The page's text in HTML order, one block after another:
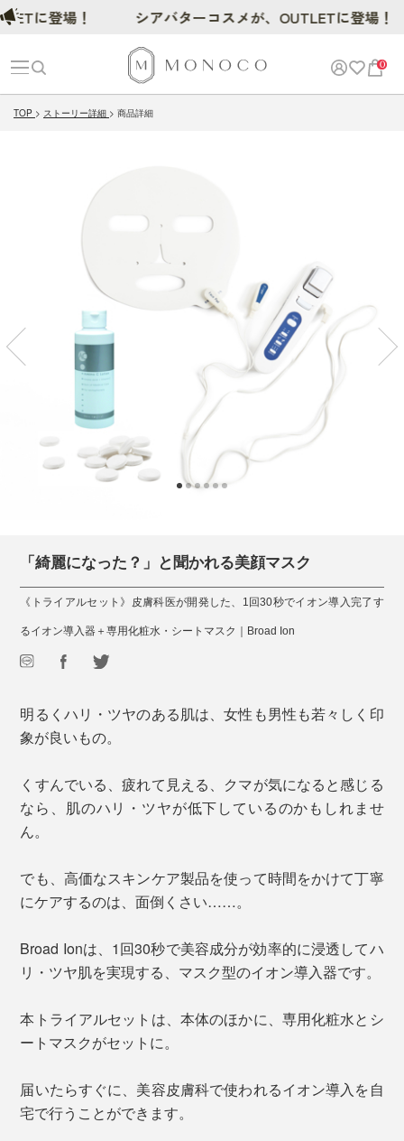
0
TOP ストーリー詳細 商品詳細
「綺麗になった？」と聞かれる美顔マスク
《トライアルセット》皮膚科医が開発した、1回30秒でイオン導入完了す
るイオン導入器＋専用化粧水・シートマスク｜Broad Ion
明るくハリ・ツヤのある肌は、女性も男性も若々しく印
象が良いもの。
くすんでいる、疲れて見える、クマが気になると感じる
なら、肌のハリ・ツヤが低下しているのかもしれませ
ん。
でも、高価なスキンケア製品を使って時間をかけて丁寧
にケアするのは、面倒くさい……。
Broad Ionは、1回30秒で美容成分が効率的に浸透してハ
リ・ツヤ肌を実現する、マスク型のイオン導入器です。
本トライアルセットは、本体のほかに、専用化粧水とシ
ートマスクがセットに。
届いたらすぐに、美容皮膚科で使われるイオン導入を自
宅で行うことができます。
に登場！ シアバターコスメが、OUTLETに登場！